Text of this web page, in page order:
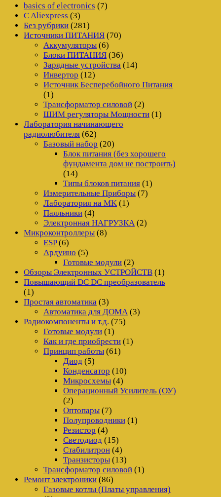
basics of electronics (7)
C Aliexpress (3)
Без рубрики (281)
Источники ПИТАНИЯ (70)
Аккумуляторы (6)
Блоки ПИТАНИЯ (36)
Зарядные устройства (14)
Инвертор (12)
Источник Бесперебойного Питания
(1)
Трансформатор силовой (2)
ШИМ регуляторы Мощности (1)
Лаборатория начинающего
радиолюбителя (62)
Базовый набор (20)
Блок питания (без хорошего
фундамента дом не построить)
(14)
Типы блоков питания (1)
Измерительные Приборы (7)
Лаборатория на MK (1)
Паяльники (4)
Электронная НАГРУЗКА (2)
Микроконтроллеры (8)
ESP(6)
Ардуино (5)
Готовые модули (2)
Обзоры Электронных УСТРОЙСТВ (1)
Повышающий DC DC преобразователь
(1)
Простая автоматика (3)
Автоматика для ДОМА (3)
Радиокомпоненты и т.д. (75)
Готовые модули (1)
Как и где приобрести (1)
Принцип работы (61)
Диод (5)
Конденсатор (10)
Микросхемы (4)
Операционный Усилитель (ОУ)
(2)
Оптопары (7)
Полупроводники (1)
Резистор (4)
Светодиод (15)
Стабилитрон (4)
Транзисторы (13)
Трансформатор силовой (1)
Ремонт электроники (86)
Газовые котлы (Платы управления)